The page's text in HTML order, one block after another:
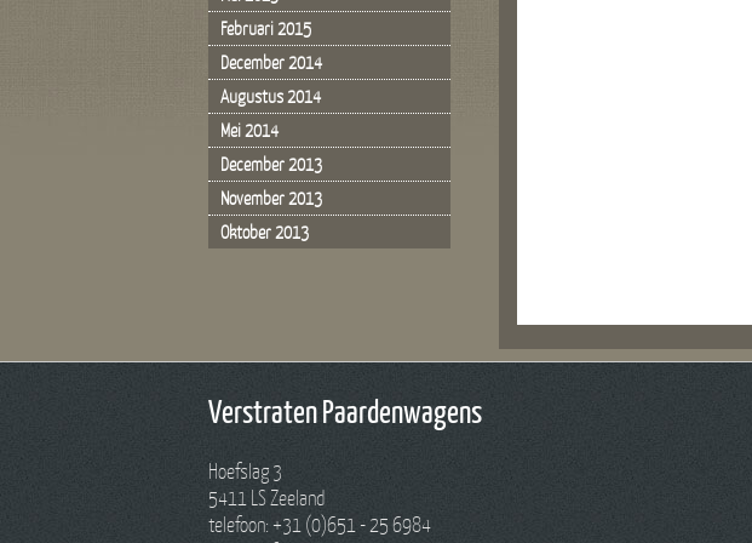
Februari 2015
December 2014
Augustus 2014
Mei 2014
December 2013
November 2013
Oktober 2013
Verstraten Paardenwagens
Hoefslag 3
5411 LS Zeeland
telefoon: +31 (0)651 - 25 6984